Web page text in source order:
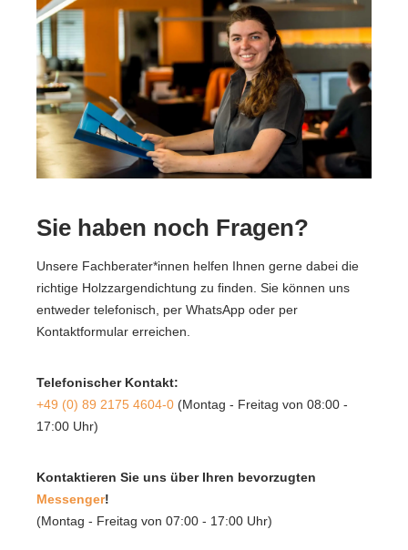
Sie haben noch Fragen?
Unsere Fachberater*innen helfen Ihnen gerne dabei die
richtige Holzzargendichtung zu finden. Sie können uns
entweder telefonisch, per WhatsApp oder per
Kontaktformular erreichen.
Telefonischer Kontakt:
+49 (0) 89 2175 4604-0 (Montag - Freitag von 08:00 -
17:00 Uhr)
Kontaktieren Sie uns über Ihren bevorzugten
Messenger!
(Montag - Freitag von 07:00 - 17:00 Uhr)